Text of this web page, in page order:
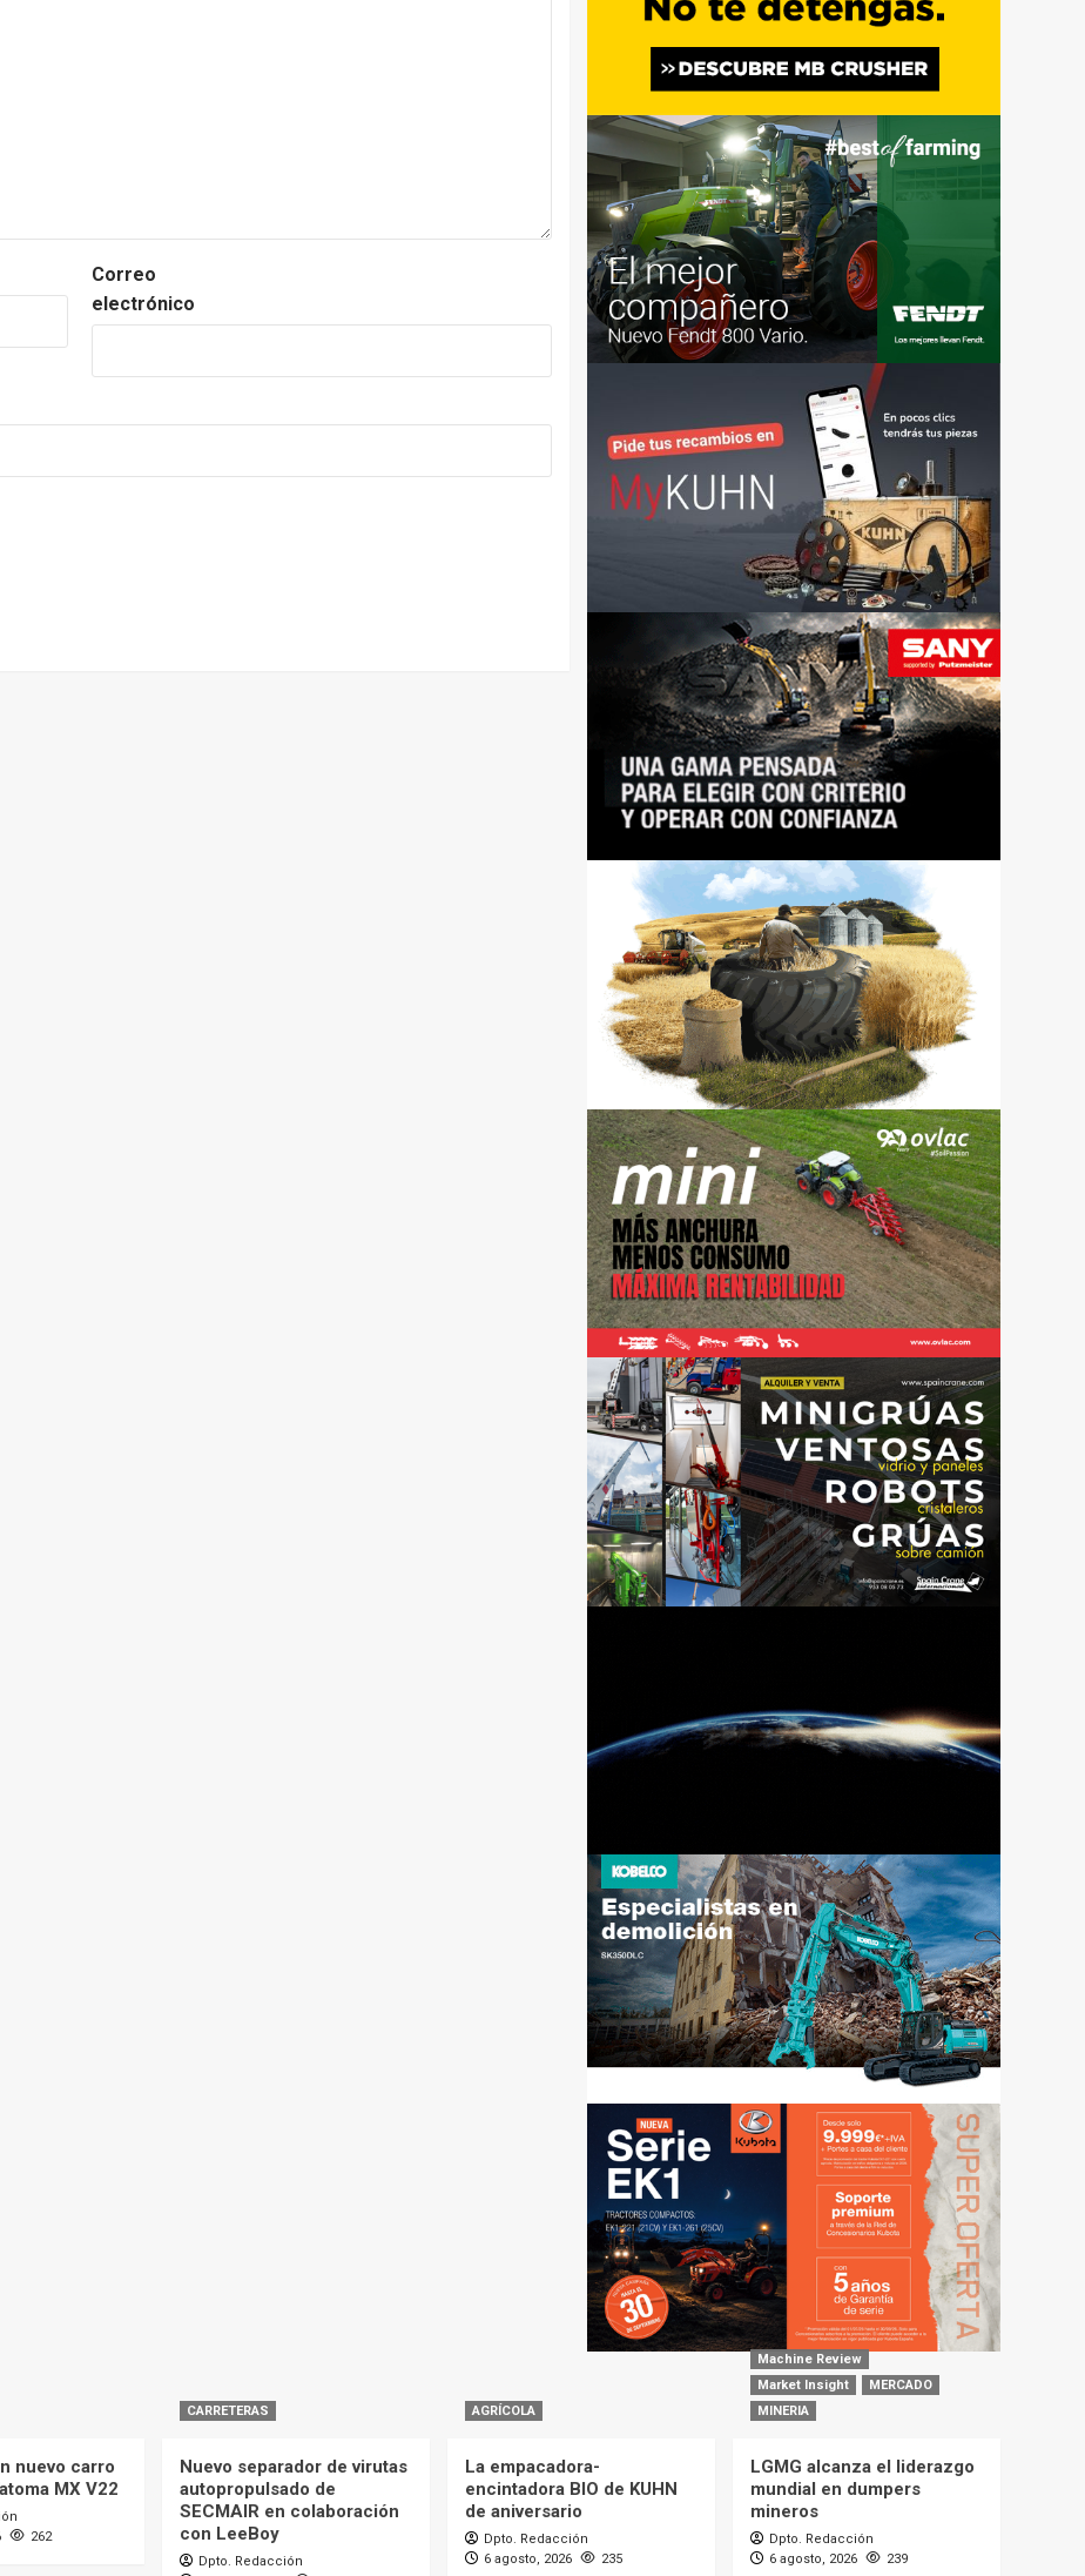
Correo
electrónico
nuevo carro
MX V22
262
CARRETERAS
Nuevo separador de virutas
autopropulsado de
SECMAIR en colaboración
con LeeBoy
Dpto. Redacción
AGRÍCOLA
La empacadora-
encintadora BIO de KUHN
de aniversario
Dpto. Redacción
6 agosto, 2026
235
Machine Review
Market Insight
MERCADO
MINERIA
LGMG alcanza el liderazgo
mundial en dumpers
mineros
Dpto. Redacción
6 agosto, 2026
239